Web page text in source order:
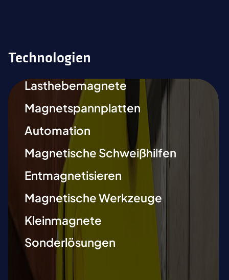
Technologien
Lasthebemagnete
Magnetspannplatten
Automation
Magnetische Schweißhilfen
Entmagnetisieren
Magnetische Werkzeuge
Kleinmagnete
Sonderlösungen